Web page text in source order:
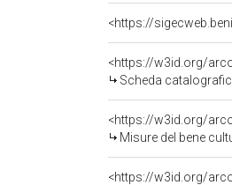
<https://
<https://w3id.org/
Scheda
<https://w3id.org/
Misure del bene
<https://w3id.org/